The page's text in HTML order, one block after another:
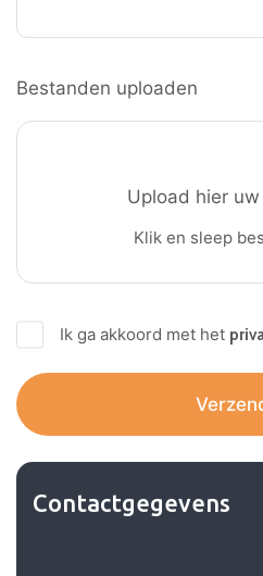
Bestanden uploaden
Ik ga akkoord met het
Contactgegevens